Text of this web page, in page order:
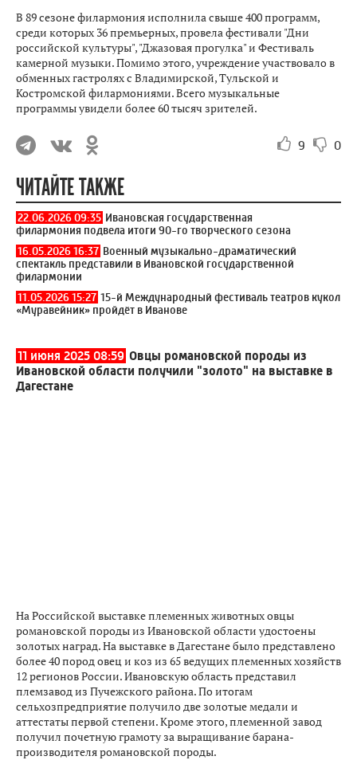
В 89 сезоне филармония исполнила свыше 400 программ,
среди которых 36 премьерных, провела фестивали "Дни
российской культуры", "Джазовая прогулка" и Фестиваль
камерной музыки. Помимо этого, учреждение участвовало в
обменных гастролях с Владимирской, Тульской и
Костромской филармониями. Всего музыкальные
программы увидели более 60 тысяч зрителей.
9 0
ЧИТАЙТЕ ТАКЖЕ
22.06.2026 09:35 Ивановская государственная
филармония подвела итоги 90-го творческого сезона
16.05.2026 16:37 Военный музыкально-драматический
спектакль представили в Ивановской государственной
филармонии
11.05.2026 15:27 15-й Международный фестиваль театров кукол
«Муравейник» пройдёт в Иванове
11 июня 2025 08:59 Овцы романовской породы из
Ивановской области получили "золото" на выставке в
Дагестане
На Российской выставке племенных животных овцы
романовской породы из Ивановской области удостоены
золотых наград. На выставке в Дагестане было представлено
более 40 пород овец и коз из 65 ведущих племенных хозяйств
12 регионов России. Ивановскую область представил
племзавод из Пучежского района. По итогам
сельхозпредприятие получило две золотые медали и
аттестаты первой степени. Кроме этого, племенной завод
получил почетную грамоту за выращивание барана-
производителя романовской породы.